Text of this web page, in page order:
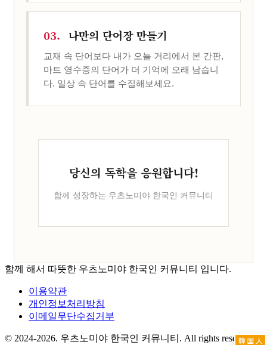
03. 나만의 단어장 만들기
교재 속 단어보다 내가 오늘 거리에서 본 간판,
마트 영수증의 단어가 더 기억에 오래 남습니
다. 일상 속 단어를 수집해보세요.
당신의 독학을 응원합니다!
함께 성장하는 우츠노미야 한국인 커뮤니티
함께 해서 따뜻한 우츠노미야 한국인 커뮤니티 입니다.
이용약관
개인정보처리방침
이메일무단수집거부
© 2024-2026. 우츠노미야 한국인 커뮤니티. All rights reserved.